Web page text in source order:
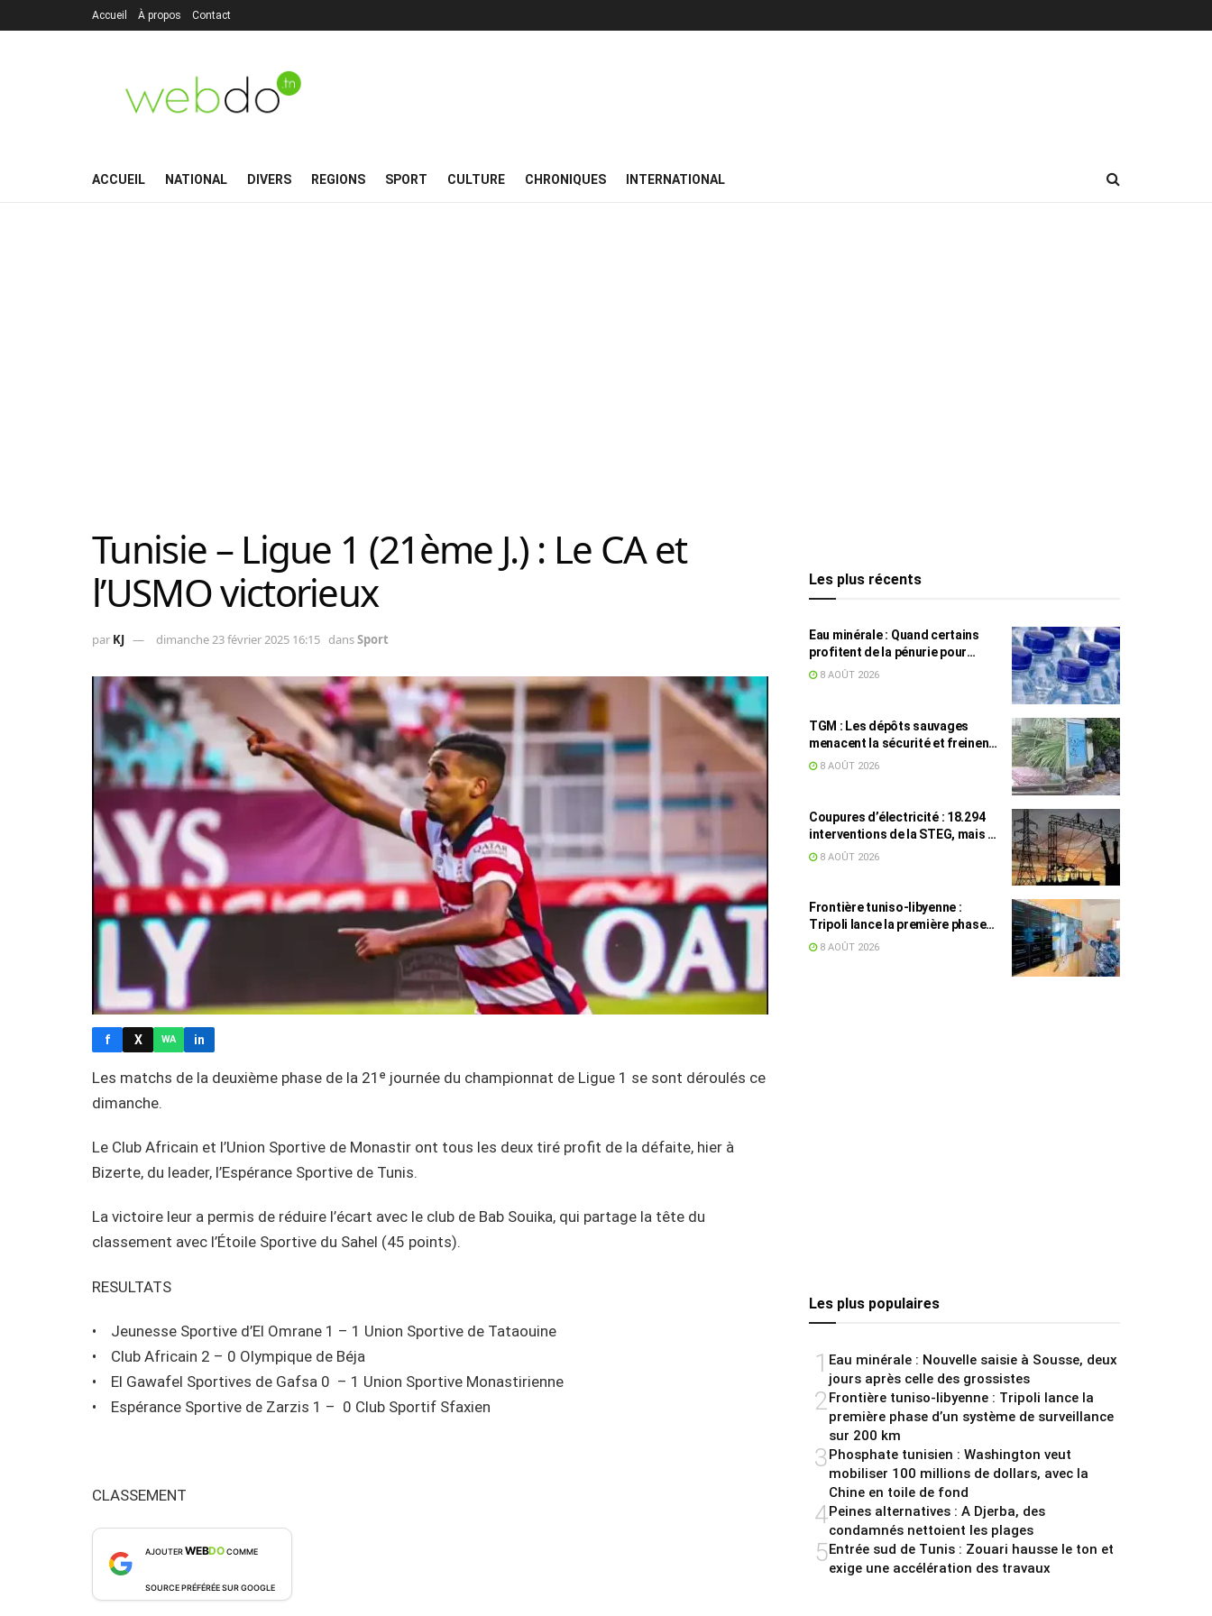
Accueil À propos Contact
ACCUEIL NATIONAL DIVERS REGIONS SPORT CULTURE CHRONIQUES INTERNATIONAL
Tunisie – Ligue 1 (21ème J.) : Le CA et
l’USMO victorieux
par KJ dimanche 23 février 2025 16:15 dansSport
f X WA in
Les matchs de la deuxième phase de la 21ᵉ journée du championnat de Ligue 1 se sont déroulés ce
dimanche.
Le Club Africain et l’Union Sportive de Monastir ont tous les deux tiré profit de la défaite, hier à
Bizerte, du leader, l’Espérance Sportive de Tunis.
La victoire leur a permis de réduire l’écart avec le club de Bab Souika, qui partage la tête du
classement avec l’Étoile Sportive du Sahel (45 points).
RESULTATS
• Jeunesse Sportive d’El Omrane 1 – 1 Union Sportive de Tataouine
• Club Africain 2 – 0 Olympique de Béja
• El Gawafel Sportives de Gafsa 0 – 1 Union Sportive Monastirienne
• Espérance Sportive de Zarzis 1 – 0 Club Sportif Sfaxien
CLASSEMENT
AJOUTERWEBDOCOMME
SOURCE PRÉFÉRÉE SUR GOOGLE
Les plus récents
Eau minérale : Quand certains
profitent de la pénurie pour
augmenter les prix
8 AOÛT 2026
TGM : Les dépôts sauvages
menacent la sécurité et freinent
les travaux
8 AOÛT 2026
Coupures d’électricité : 18.294
interventions de la STEG, mais la
colère ne retombe pas
8 AOÛT 2026
Frontière tuniso-libyenne :
Tripoli lance la première phase
d’un système de surveillance sur
8 AOÛT 2026
Les plus populaires
1 Eau minérale : Nouvelle saisie à Sousse, deux
jours après celle des grossistes
2Frontière tuniso-libyenne : Tripoli lance la
première phase d’un système de surveillance
sur 200 km
3Phosphate tunisien : Washington veut
mobiliser 100 millions de dollars, avec la
Chine en toile de fond
4Peines alternatives : A Djerba, des
condamnés nettoient les plages
5Entrée sud de Tunis : Zouari hausse le ton et
exige une accélération des travaux